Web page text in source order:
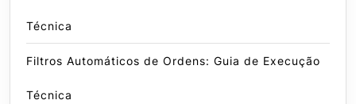
Técnica
Filtros Automáticos de Ordens: Guia de Execução
Técnica